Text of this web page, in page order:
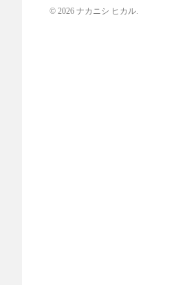
© 2026 ナカニシ ヒカル